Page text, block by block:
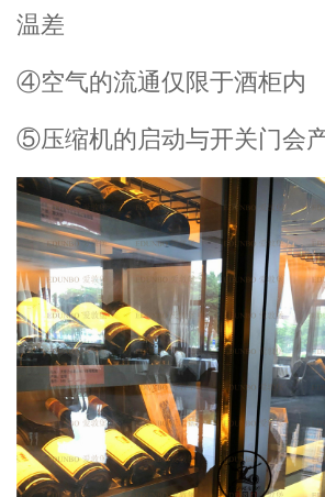
温差
④空气的流通仅限于酒柜内
⑤压缩机的启动与开关门会